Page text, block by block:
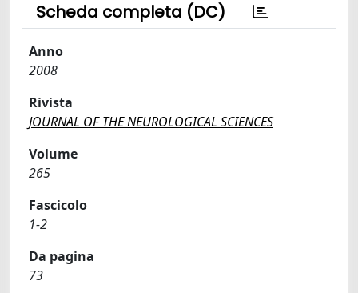
Scheda completa (DC)
Anno
2008
Rivista
JOURNAL OF THE NEUROLOGICAL SCIENCES
Volume
265
Fascicolo
1-2
Da pagina
73